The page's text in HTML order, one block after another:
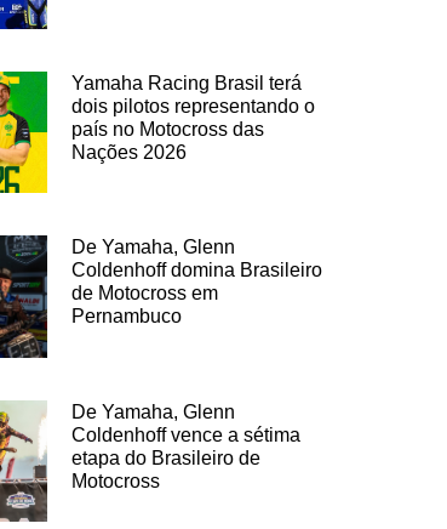
Yamaha Racing Brasil terá
dois pilotos representando o
país no Motocross das
Nações 2026
De Yamaha, Glenn
Coldenhoff domina Brasileiro
de Motocross em
Pernambuco
De Yamaha, Glenn
Coldenhoff vence a sétima
etapa do Brasileiro de
Motocross